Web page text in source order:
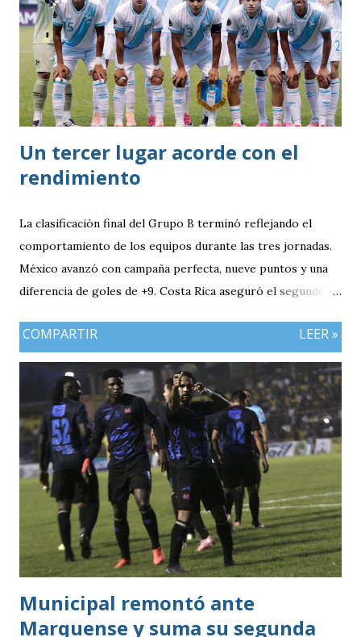
Un tercer lugar acorde con el
rendimiento
La clasificación final del Grupo B terminó reflejando el
comportamiento de los equipos durante las tres jornadas.
México avanzó con campaña perfecta, nueve puntos y una
diferencia de goles de +9. Costa Rica aseguró el segundo
tres puntos y diferencia de -1, mientras Antigua y Barbuda
cerró sin sumar. ¿Por qué Guatemala terminó tercera y
dependió de otros resultados? Porque el equipo solo
consiguió imponer condiciones frente al rival más débil del
grupo. En los dos partidos que definían la clasificación fue
superado en posesión, producción ofensiva y generación de
ocasiones de gol. La goleada frente a México terminó
siendo la consecuencia más visible de una diferencia que ya
se había manifestado ante Costa Rica y que obligó a la
Bicolor a llegar a la última jornada pendiente de otros
resultados, particularmente del de Honduras vs. Panamá.
COMPARTIR LEER »
Municipal remontó ante
Marquense y suma su segunda